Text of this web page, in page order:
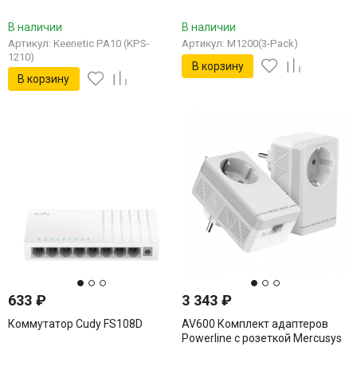
В наличии
Артикул: Keenetic PA10 (KPS-
1210)
В корзину
В наличии
Артикул: M1200(3-Pack)
В корзину
633 ₽
Коммутатор Cudy FS108D
3 343₽
AV600 Комплект адаптеров
Powerline с розеткой Mercusys